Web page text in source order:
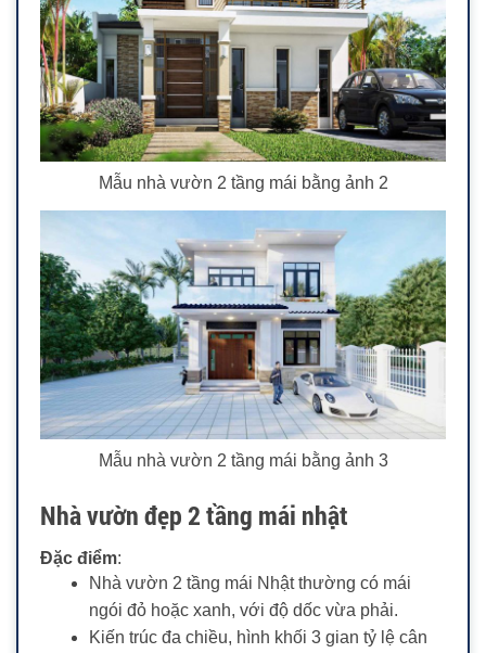
Mẫu nhà vườn 2 tầng mái bằng ảnh 2
Mẫu nhà vườn 2 tầng mái bằng ảnh 3
Nhà vườn đẹp 2 tầng mái nhật
Đặc điểm:
Nhà vườn 2 tầng mái Nhật thường có mái
ngói đỏ hoặc xanh, với độ dốc vừa phải.
Kiến trúc đa chiều, hình khối 3 gian tỷ lệ cân